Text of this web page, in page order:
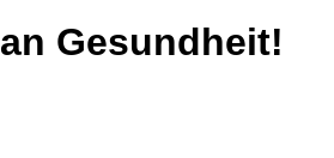
an Gesundheit!